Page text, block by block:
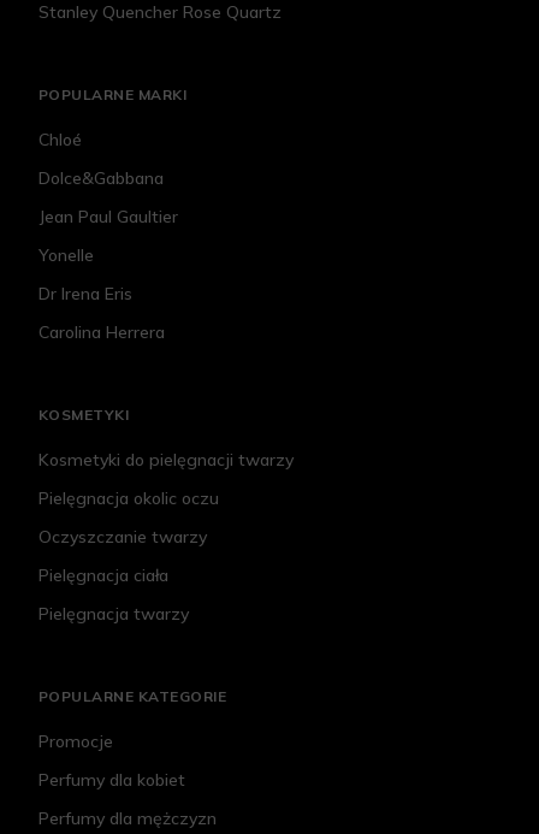
Stanley Quencher Rose Quartz
POPULARNE MARKI
Chloé
Dolce&Gabbana
Jean Paul Gaultier
Yonelle
Dr Irena Eris
Carolina Herrera
KOSMETYKI
Kosmetyki do pielęgnacji twarzy
Pielęgnacja okolic oczu
Oczyszczanie twarzy
Pielęgnacja ciała
Pielęgnacja twarzy
POPULARNE KATEGORIE
Promocje
Perfumy dla kobiet
Perfumy dla mężczyzn